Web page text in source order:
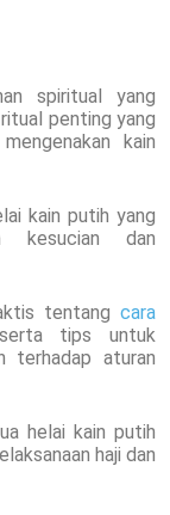
spiritual yang
penting yang
kain
kain putih yang
kesucian dan
tentang cara
tips untuk
terhadap aturan
helai kain putih
haji dan